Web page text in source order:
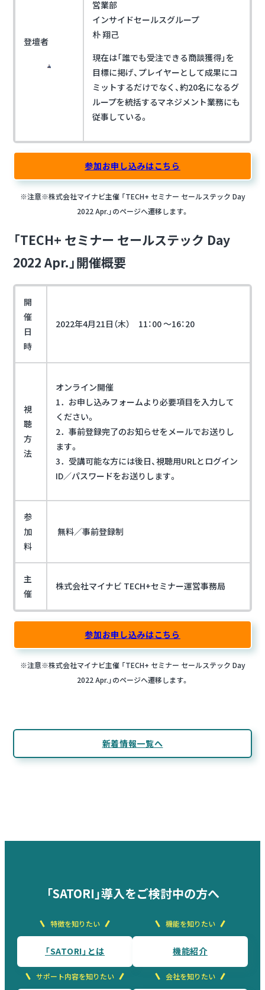
登壇者
営業部
インサイドセールスグループ
朴 翔己
現在は「誰でも受注できる商談獲得」を
目標に掲げ、プレイヤーとして成果にコ
ミットするだけでなく、約20名になるグ
ループを統括するマネジメント業務にも
従事している。
参加お申し込みはこちら
※注意※株式会社マイナビ主催 「TECH+ セミナー セールステック Day
2022 Apr.」のページへ遷移します。
「TECH+ セミナー セールステック Day
2022 Apr.」開催概要
開
催
日
時
2022年4月21日（木） 11：00 ～16：20
視
聴
方
法
オンライン開催
1．お申し込みフォームより必要項目を入力して
ください。
2．事前登録完了のお知らせをメールでお送りし
ます。
3．受講可能な方には後日、視聴用URLとログイン
ID／パスワードをお送りします。
参
加
料
無料／事前登録制
主
催
株式会社マイナビ TECH+セミナー運営事務局
参加お申し込みはこちら
※注意※株式会社マイナビ主催 「TECH+ セミナー セールステック Day
2022 Apr.」のページへ遷移します。
新着情報一覧へ
「SATORI」導入をご検討中の方へ
特徴を知りたい
「SATORI」とは
機能を知りたい
機能紹介
サポート内容を知りたい 会社を知りたい